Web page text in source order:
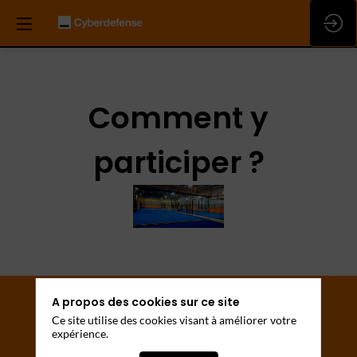
Comment y
participer ?
A propos des cookies sur ce site
Ce site utilise des cookies visant à améliorer votre
expérience.